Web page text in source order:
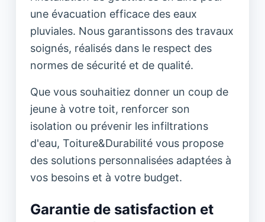
une évacuation efficace des eaux
pluviales. Nous garantissons des travaux
soignés, réalisés dans le respect des
normes de sécurité et de qualité.
Que vous souhaitiez donner un coup de
jeune à votre toit, renforcer son
isolation ou prévenir les infiltrations
d'eau, Toiture&Durabilité vous propose
des solutions personnalisées adaptées à
vos besoins et à votre budget.
Garantie de satisfaction et